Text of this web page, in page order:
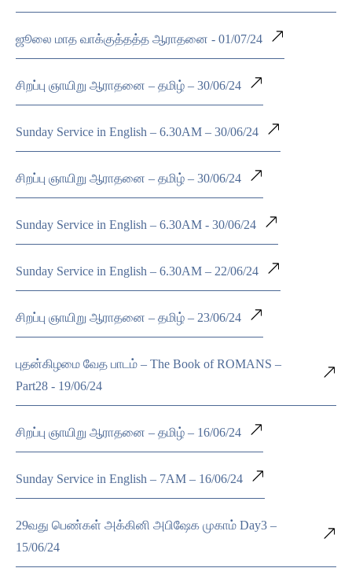
ஜூலை மாத வாக்குத்தத்த ஆராதனை - 01/07/24
சிறப்பு ஞாயிறு ஆராதனை – தமிழ் – 30/06/24
Sunday Service in English – 6.30AM – 30/06/24
சிறப்பு ஞாயிறு ஆராதனை – தமிழ் – 30/06/24
Sunday Service in English – 6.30AM - 30/06/24
Sunday Service in English – 6.30AM – 22/06/24
சிறப்பு ஞாயிறு ஆராதனை – தமிழ் – 23/06/24
புதன்கிழமை வேத பாடம் – The Book of ROMANS –
Part28 - 19/06/24
சிறப்பு ஞாயிறு ஆராதனை – தமிழ் – 16/06/24
Sunday Service in English – 7AM – 16/06/24
29வது பெண்கள் அக்கினி அபிஷேக முகாம் Day3 –
15/06/24